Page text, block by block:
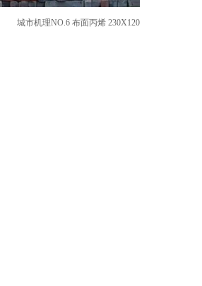
城市机理NO.6 布面丙烯 230X120